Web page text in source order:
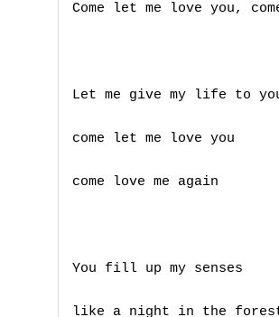
Come let me love you,
Let me give my life to
come let me love you
come love me again
You fill up my senses
like a night in the
A
B